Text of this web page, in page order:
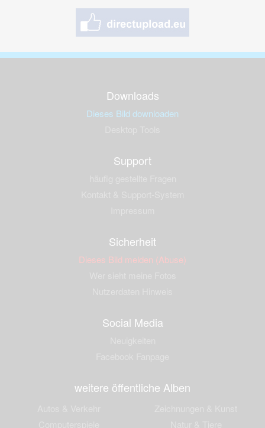
Downloads
Dieses Bild downloaden
Support
Sicherheit
Dieses Bild melden (Abuse)
Social Media
weitere öffentliche Alben